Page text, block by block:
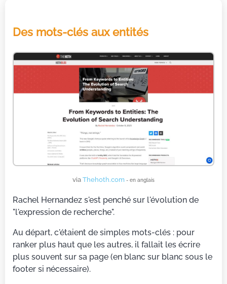
Des mots-clés aux entités
via Thehoth.com - en anglais
Rachel Hernandez s'est penché sur l'évolution de
"l'expression de recherche".
Au départ, c'étaient de simples mots-clés : pour
ranker plus haut que les autres, il fallait les écrire
plus souvent sur sa page (en blanc sur blanc sous le
footer si nécessaire).